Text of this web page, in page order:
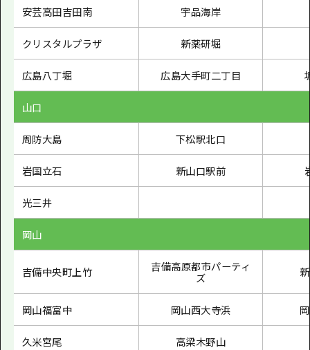
安芸高田吉田南 宇品海岸
クリスタルプラザ 新薬研堀
広島八丁堀 広島大手町二丁目
山口
周防大島 下松駅北口
岩国立石 新山口駅前
光三井
岡山
吉備中央町上竹
吉備高原都市パーティ
ズ
岡山福富中 岡山西大寺浜
久米宮尾 高梁木野山